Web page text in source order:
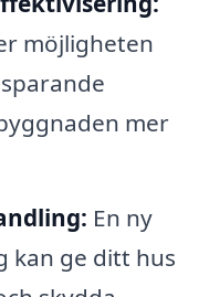
möjligheten
mer
En ny
kan ge ditt hus